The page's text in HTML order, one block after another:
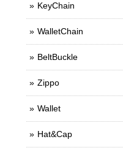
KeyChain
WalletChain
BeltBuckle
Zippo
Wallet
Hat&Cap